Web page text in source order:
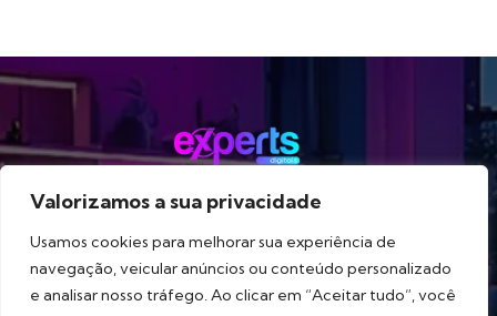
Valorizamos a sua privacidade
Usamos cookies para melhorar sua experiência de
navegação, veicular anúncios ou conteúdo personalizado
e analisar nosso tráfego. Ao clicar em “Aceitar tudo”, você
Método Serviços Portfólio Blog